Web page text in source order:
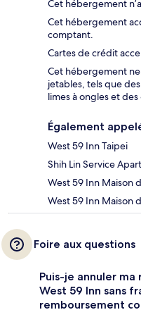
Cet hébergement
Cet hébergement
comptant.
Cartes de crédit
Cet hébergement
jetables, tels que
limes à ongles et
Également
West 59 Inn Taipei
Shih Lin Service
West 59 Inn Maison
West 59 Inn Maison
Foire aux questions
Puis-je annuler
West 59 Inn sans
remboursement